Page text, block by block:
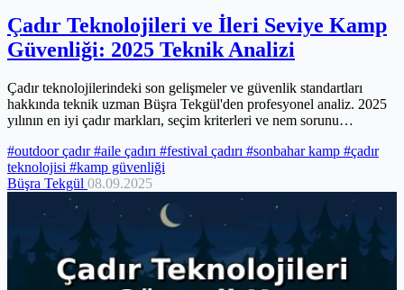
Çadır Teknolojileri ve İleri Seviye Kamp
Güvenliği: 2025 Teknik Analizi
Çadır teknolojilerindeki son gelişmeler ve güvenlik standartları
hakkında teknik uzman Büşra Tekgül'den profesyonel analiz. 2025
yılının en iyi çadır markları, seçim kriterleri ve nem sorunu
#outdoor çadır#aile çadırı #festival çadırı #sonbahar kamp #çadır
teknolojisi #kamp güvenliği
Büşra Tekgül 08.09.2025